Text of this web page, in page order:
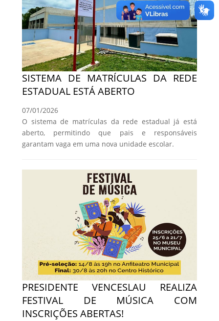
SISTEMA DE MATRÍCULAS DA REDE
ESTADUAL ESTÁ ABERTO
07/01/2026
O sistema de matrículas da rede estadual já está
aberto, permitindo que pais e responsáveis
garantam vaga em uma nova unidade escolar.
PRESIDENTE VENCESLAU REALIZA
FESTIVAL DE MÚSICA COM
INSCRIÇÕES ABERTAS!